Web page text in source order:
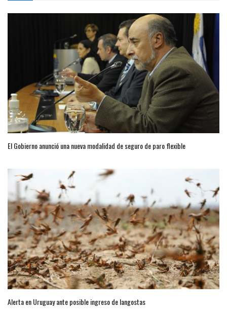
El Gobierno anunció una nueva modalidad de seguro de paro flexible
Alerta en Uruguay ante posible ingreso de langostas